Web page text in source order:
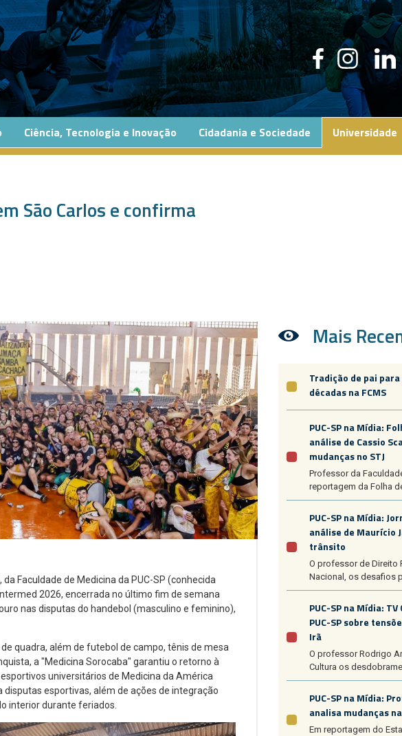
Ciência, Tecnologia e Inovação Cidadania e Sociedade Universidade
São Carlos e confirma
Faculdade de Medicina da PUC-SP (conhecida
2026, encerrada no último fim de semana
nas disputas do handebol (masculino e feminino),
quadra, além de futebol de campo, tênis de mesa
a "Medicina Sorocaba" garantiu o retorno à
universitários de Medicina da América
disputas esportivas, além de ações de integração
interior durante feriados.
Mais
Tradição de pai
décadas na FCMS
PUC-SP na Mídia:
análise de Cassio
mudanças no STJ
Professor da
reportagem da Folha
PUC-SP na Mídia:
análise de Maurício
trânsito
O professor de Direito
Nacional, os desafios
PUC-SP na Mídia:
PUC-SP sobre
Irã
O professor Rodrigo
Cultura os
PUC-SP na Mídia:
analisa mudanças
Em reportagem do